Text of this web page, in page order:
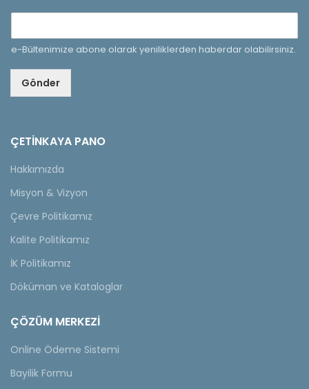
e-Bültenimize abone olarak yeniliklerden haberdar olabilirsiniz.
Gönder
ÇETINKAYA PANO
Hakkımızda
Misyon & Vizyon
Çevre Politikamız
Kalite Politikamız
İK Politikamız
Döküman ve Kataloglar
ÇÖZÜM MERKEZİ
Online Ödeme Sistemi
Bayilik Formu